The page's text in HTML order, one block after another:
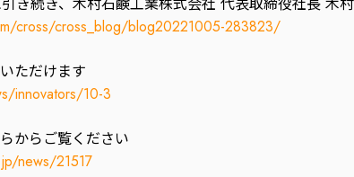
cross/cross_blog/blog20221005-283823/
ただけます
innovators/10-3
からご覧ください
news/21517